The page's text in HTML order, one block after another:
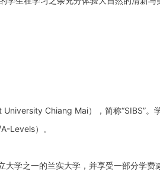
Chiang Mai），简称“SIBS”。
Levels）。
学之一的兰实大学，并享受一部分学费